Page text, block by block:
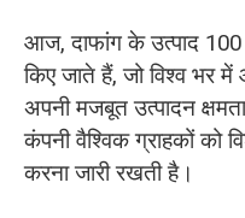
आज, दाफांग के उत्पाद 100
किए जाते हैं, जो विश्व भर में
अपनी मजबूत उत्पादन
कंपनी वैश्विक ग्राहकों को
करना जारी रखती है।